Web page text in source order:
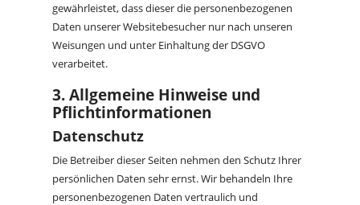
gewährleistet, dass dieser die personenbezogenen
Daten unserer Websitebesucher nur nach unseren
Weisungen und unter Einhaltung der DSGVO
verarbeitet.
3. Allgemeine Hinweise und
Pflicht­informationen
Datenschutz
Die Betreiber dieser Seiten nehmen den Schutz Ihrer
persönlichen Daten sehr ernst. Wir behandeln Ihre
personenbezogenen Daten vertraulich und